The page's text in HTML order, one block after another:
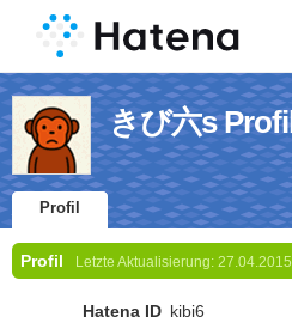
きび六s Profil
Profil
Profil Letzte Aktualisierung: 27.04.2015
Hatena ID kibi6